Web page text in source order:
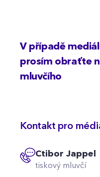
V případě
prosím obraťte
mluvčího
Kontakt pro
Ctibor Jappel
tiskový mluvčí